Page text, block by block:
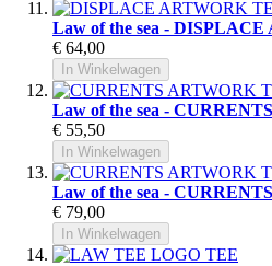
Law of the sea -
€ 64,00
In Winkelwagen
Law of the sea -
€ 55,50
In Winkelwagen
Law of the sea -
€ 79,00
In Winkelwagen